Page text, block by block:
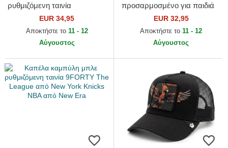
ρυθμιζόμενη ταινία
9TWENTY Animal Print από
New York Yankees MLB από
EUR 34,95
Αποκτήστε το 11 - 12
Αύγουστος
προσαρμοσμένο για παιδιά
59FIFTY από New York
Yankees MLB από New Era
EUR 32,95
Αποκτήστε το 11 - 12
Αύγουστος